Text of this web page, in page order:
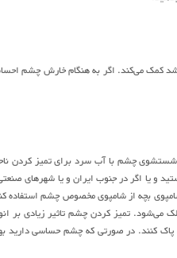
کمک می‌کند. اگر به هنگام خارش چشم
شستشوی چشم با آب سرد برای تمیز کردن
و یا اگر در جنوب ایران و یا شهرهای
بچه از شامپوی مخصوص چشم استفاده
تمیز کردن چشم تاثیر زیادی بر
کنند. در صورتی که چشم حساسی دارید